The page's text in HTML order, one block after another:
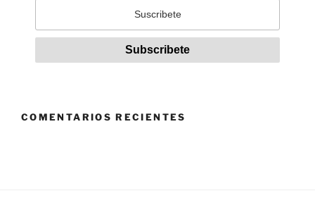
COMENTARIOS RECIENTES